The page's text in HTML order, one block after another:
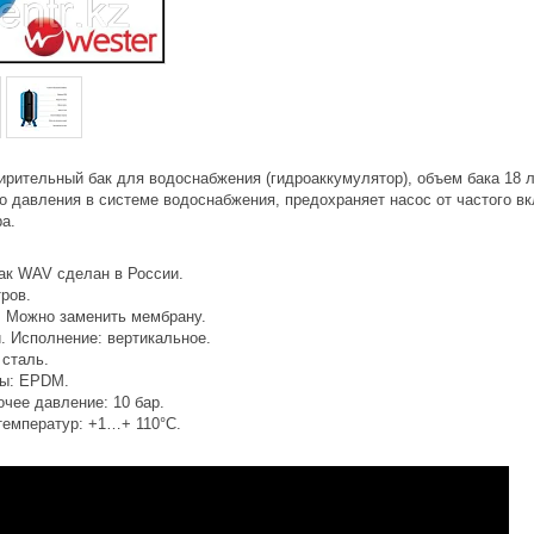
бак для водоснабжения (гидроаккумулятор), объем бака 18
давления в системе водоснабжения, предохраняет насос от частого
WAV сделан в России.
Можно заменить мембрану.
вертикальное.
EPDM.
давление: 10 бар.
+1…+ 110°С.